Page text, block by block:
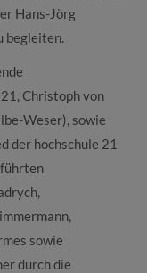
Hans-Jörg
begleiten.
Christoph von
Weser), sowie
der hochschule 21
führten
sowie
durch die